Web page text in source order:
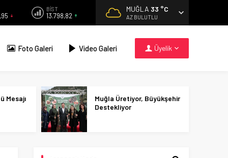
BİST
13.798,82
MUĞLA 33 °C
AZ BULUTLU
Foto Galeri Video Galeri Üyelik
Mesajı
Muğla Üretiyor, Büyükşehir
Destekliyor